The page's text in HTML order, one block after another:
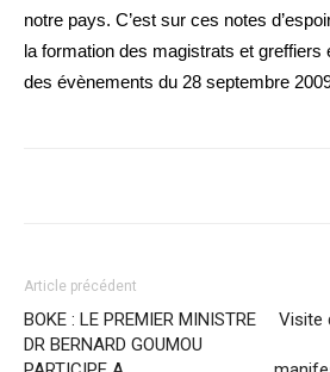
notre pays. C’est sur ces notes
la formation des magistrats et greffiers
des évènements du 28 septembre
Article précédent
BOKE : LE PREMIER MINISTRE
DR BERNARD GOUMOU
Visite